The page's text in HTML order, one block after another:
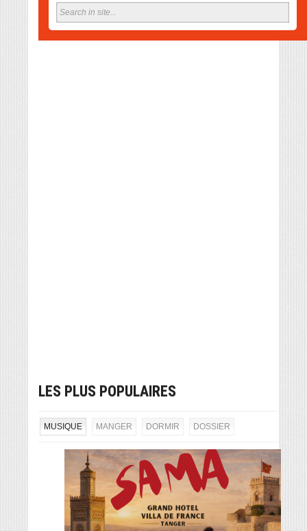
LES PLUS POPULAIRES
MUSIQUE MANGER DORMIR DOSSIER